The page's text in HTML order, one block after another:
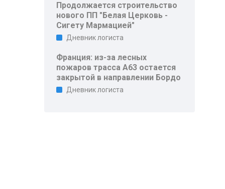
Продолжается строительство
нового ПП "Белая Церковь -
Сигету Мармацией"
Дневник логиста
Франция: из-за лесных
пожаров трасса A63 остается
закрытой в направлении Бордо
Дневник логиста